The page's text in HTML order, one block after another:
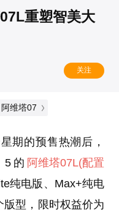
重塑智美大
关注
阿维塔07
期的预售热潮后，
5的 阿维塔07L(配置
纯电版、Max+纯电
型，限时权益价为